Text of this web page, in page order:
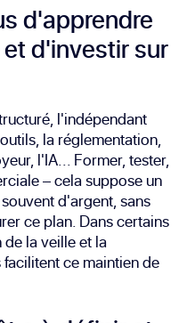
d'apprendre
d'investir sur
l'indépendant
la réglementation,
l'IA... Former, tester,
– cela suppose un
d'argent, sans
ce plan. Dans certains
la veille et la
ce maintien de